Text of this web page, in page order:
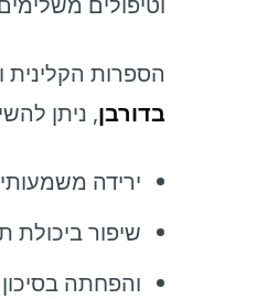
הספרות הקלינית
בדורבן, ניתן
ירידה
שיפור ביכולת
והפחתה